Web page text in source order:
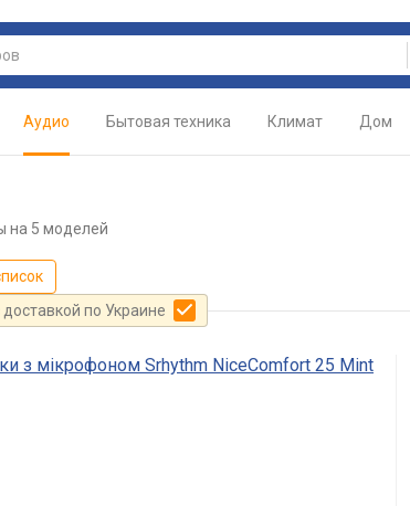
Аудио Бытовая техника Климат Дом
на 5 моделей
доставкой по Украине
з мікрофоном Srhythm NiceComfort 25 Mint